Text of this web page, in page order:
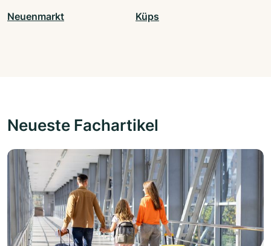
Neuenmarkt Küps
Neueste Fachartikel